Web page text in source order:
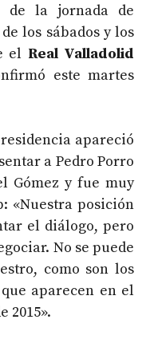
de la jornada de
los sábados y los
el Real Valladolid
este martes
apareció
a Pedro Porro
Gómez y fue muy
«Nuestra posición
el diálogo, pero
No se puede
como son los
aparecen en el
2015».